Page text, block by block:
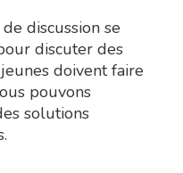
discussion se
discuter des
doivent faire
pouvons
solutions